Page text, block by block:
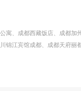
寓、成都西藏饭店、成都
锦江宾馆成都、成都天府丽